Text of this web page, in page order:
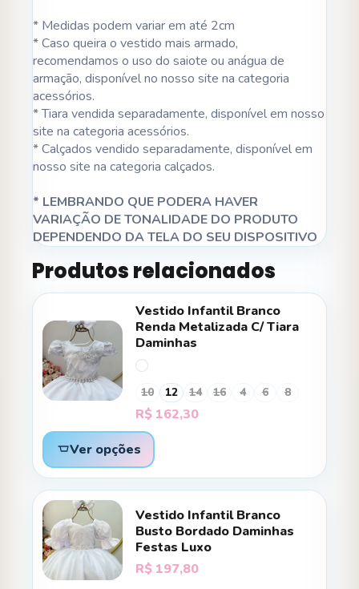
* Medidas podem variar em até 2cm
* Caso queira o vestido mais armado,
recomendamos o uso do saiote ou anágua de
armação, disponível no nosso site na categoria
acessórios.
* Tiara vendida separadamente, disponível em nosso
site na categoria acessórios.
* Calçados vendido separadamente, disponível em
nosso site na categoria calçados.
* LEMBRANDO QUE PODERA HAVER
VARIAÇÃO DE TONALIDADE DO PRODUTO
DEPENDENDO DA TELA DO SEU DISPOSITIVO
Produtos relacionados
Vestido Infantil Branco
Renda Metalizada C/ Tiara
Daminhas
10 12 14 16 4 6 8
R$ 162,30
Ver opções
Vestido Infantil Branco
Busto Bordado Daminhas
Festas Luxo
R$ 197,80